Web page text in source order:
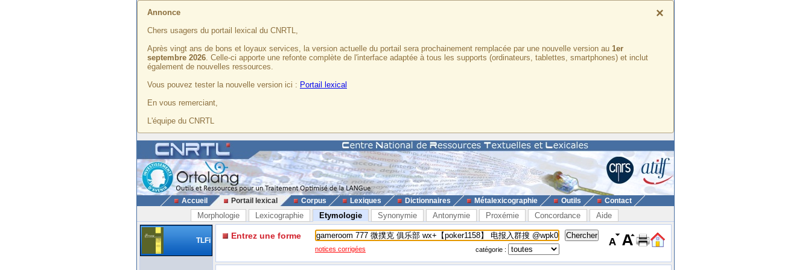
×
Annonce
Chers usagers du portail lexical du CNRTL,
Après vingt ans de bons et loyaux services, la version actuelle du portail sera prochainement remplacée par une nouvelle version au 1er
septembre 2026. Celle-ci apporte une refonte complète de l'interface adaptée à tous les supports (ordinateurs, tablettes, smartphones) et inclut
également de nouvelles ressources.
Vous pouvez tester la nouvelle version ici : Portail lexical
En vous remerciant,
L'équipe du CNRTL
Accueil Portail lexical Corpus Lexiques Dictionnaires Métalexicographie Outils Contact
Morphologie Lexicographie Etymologie Synonymie Antonymie Proxémie Concordance Aide
TLFi Entrez une forme
notices corrigées catégorie :